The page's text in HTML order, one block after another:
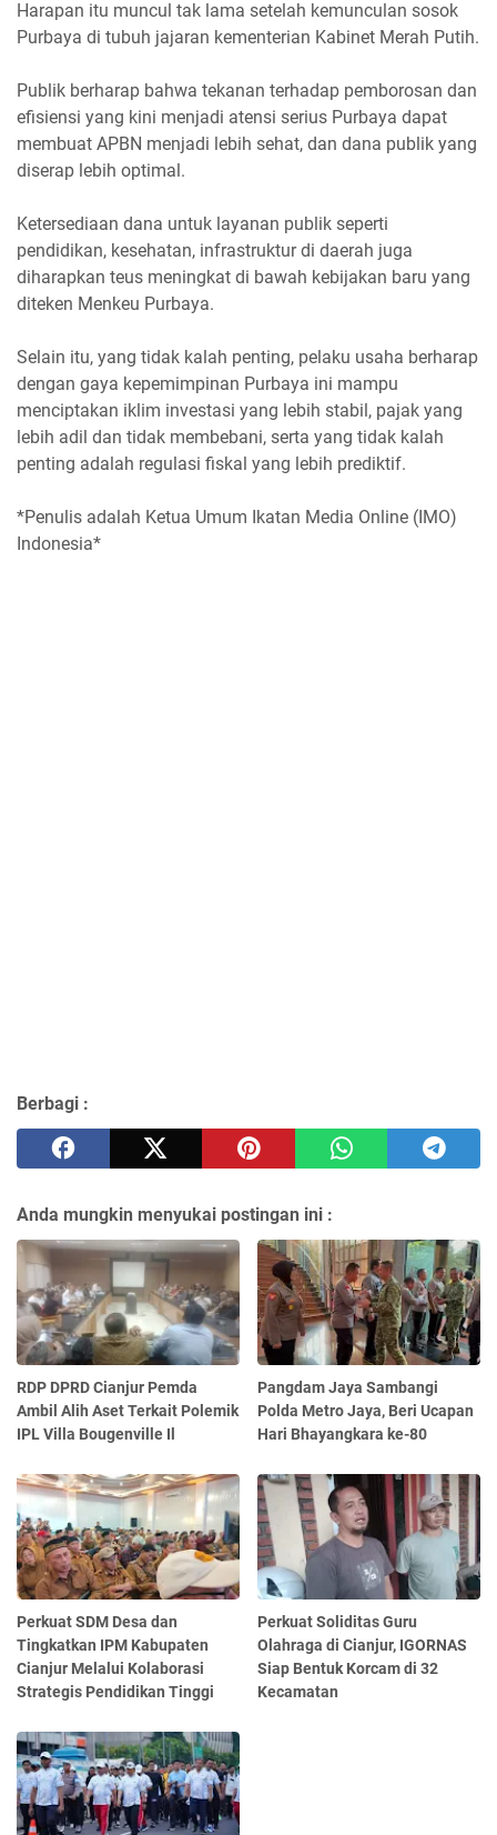
Harapan itu muncul tak lama setelah kemunculan sosok
Purbaya di tubuh jajaran kementerian Kabinet Merah Putih.
Publik berharap bahwa tekanan terhadap pemborosan dan
efisiensi yang kini menjadi atensi serius Purbaya dapat
membuat APBN menjadi lebih sehat, dan dana publik yang
diserap lebih optimal.
Ketersediaan dana untuk layanan publik seperti
pendidikan, kesehatan, infrastruktur di daerah juga
diharapkan teus meningkat di bawah kebijakan baru yang
diteken Menkeu Purbaya.
Selain itu, yang tidak kalah penting, pelaku usaha berharap
dengan gaya kepemimpinan Purbaya ini mampu
menciptakan iklim investasi yang lebih stabil, pajak yang
lebih adil dan tidak membebani, serta yang tidak kalah
penting adalah regulasi fiskal yang lebih prediktif.
*Penulis adalah Ketua Umum Ikatan Media Online (IMO)
Indonesia*
Berbagi :
Anda mungkin menyukai postingan ini :
RDP DPRD Cianjur Pemda
Ambil Alih Aset Terkait Polemik
IPL Villa Bougenville Il
Pangdam Jaya Sambangi
Polda Metro Jaya, Beri Ucapan
Hari Bhayangkara ke-80
Perkuat SDM Desa dan
Tingkatkan IPM Kabupaten
Cianjur Melalui Kolaborasi
Strategis Pendidikan Tinggi
Perkuat Soliditas Guru
Olahraga di Cianjur, IGORNAS
Siap Bentuk Korcam di 32
Kecamatan